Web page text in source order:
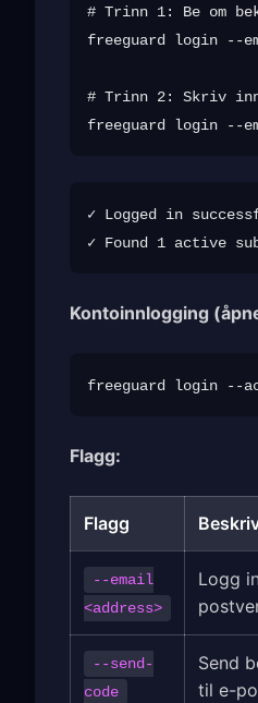
# Trinn 1: Be om
freeguard login --
# Trinn 2: Skriv inn
freeguard login --
✓ Logged in
Kontoinnlogging
Flagg:
Flagg
--email
<address>
Logg
--send-
code
Send
til e-